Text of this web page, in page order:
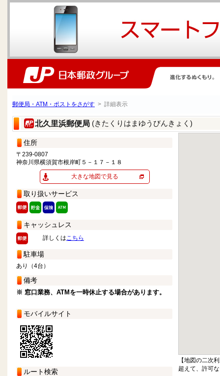
郵便局・ATM・ポストをさがす > 詳細表示
北久里浜郵便局 (きたくりはまゆうびんきょく)
住所
〒239-0807
神奈川県横須賀市根岸町５－１７－１８
大きな地図で見る
取り扱いサービス
キャッシュレス
詳しくはこちら
駐車場
あり（4台）
備考
※ 窓口業務、ATMを一時休止する場合があります。
モバイルサイト
ルート検索
【地図の二次
超えて、許可